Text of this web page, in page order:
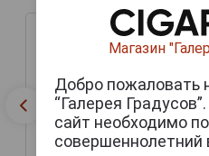
Laballe Bas Armagnac
1990 years Арманьяк
Магазин
Добро пожаловать
“Галерея
сайт необходимо
совершеннолетний